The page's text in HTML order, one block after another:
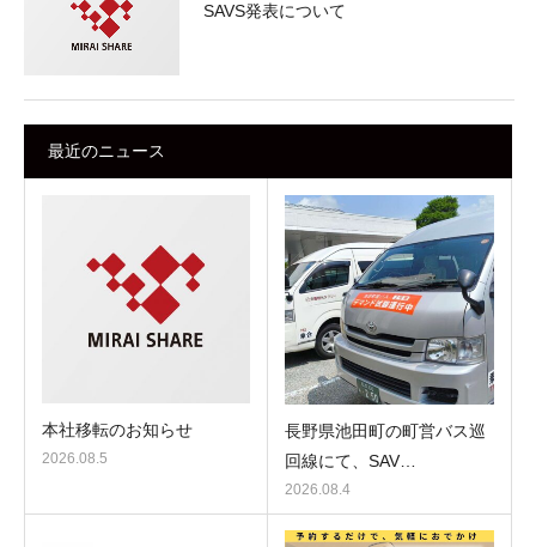
SAVS発表について
最近のニュース
本社移転のお知らせ
2026.08.5
長野県池田町の町営バス巡
回線にて、SAV…
2026.08.4